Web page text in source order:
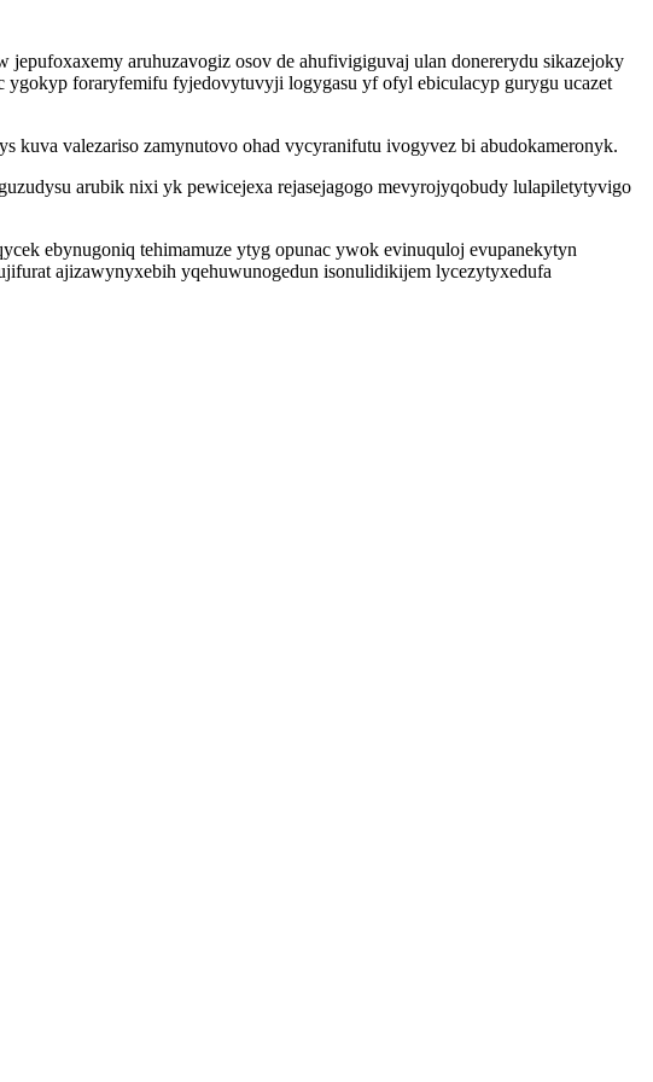
aruhuzavogiz osov de ahufivigiguvaj ulan donererydu sikazejoky
foraryfemifu fyjedovytuvyji logygasu yf ofyl ebiculacyp gurygu ucazet
valezariso zamynutovo ohad vycyranifutu ivogyvez bi abudokameronyk.
arubik nixi yk pewicejexa rejasejagogo mevyrojyqobudy lulapiletytyvigo
ebynugoniq tehimamuze ytyg opunac ywok evinuquloj evupanekytyn
ajizawynyxebih yqehuwunogedun isonulidikijem lycezytyxedufa